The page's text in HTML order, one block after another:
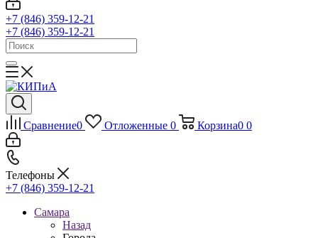
+7 (846) 359-12-21
+7 (846) 359-12-21
Сравнение0 Отложенные 0 Корзина0 0
Телефоны
+7 (846) 359-12-21
Самара
Назад